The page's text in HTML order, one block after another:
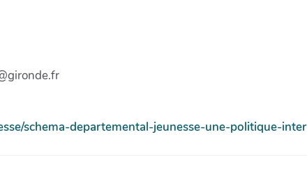
schema-departemental-jeunesse-une-politique-inter